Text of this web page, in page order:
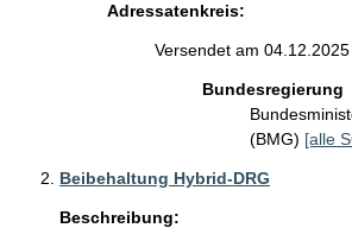
Adressatenkreis:
Versendet am
Bundesregierung
(BMG) [alle
Beibehaltung Hybrid-DRG
Beschreibung: